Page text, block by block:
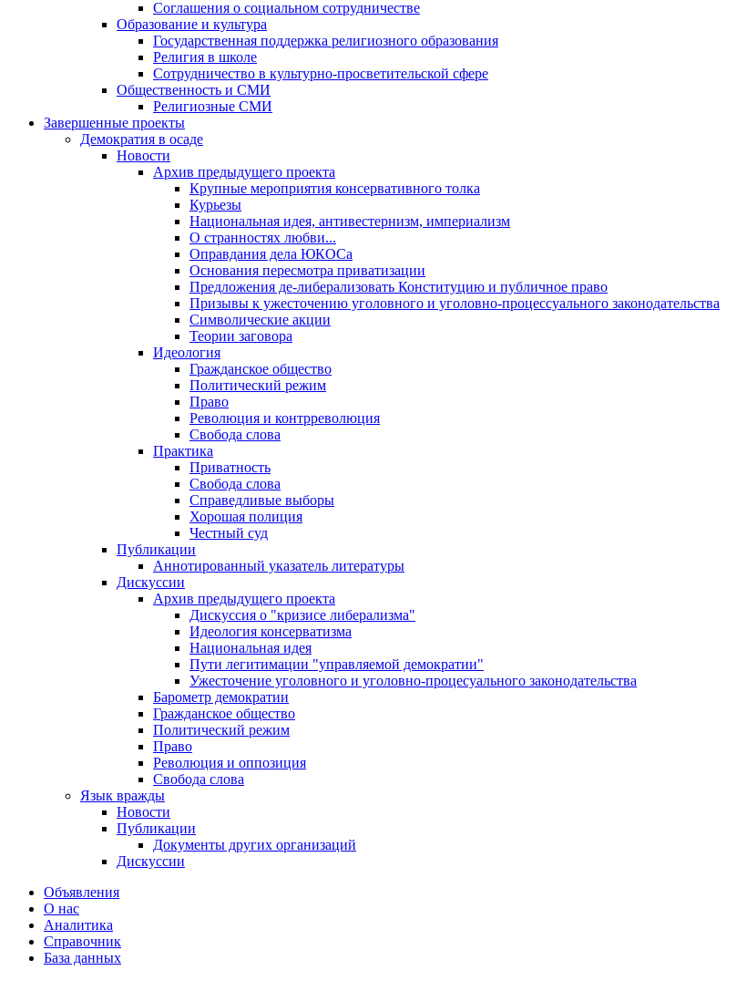
Соглашения о социальном сотрудничестве
Образование и культура
Государственная поддержка религиозного образования
Религия в школе
Сотрудничество в культурно-просветительской сфере
Общественность и СМИ
Религиозные СМИ
Завершенные проекты
Демократия в осаде
Новости
Архив предыдущего проекта
Крупные мероприятия консервативного толка
Курьезы
Национальная идея, антивестернизм, империализм
О странностях любви...
Оправдания дела ЮКОСа
Основания пересмотра приватизации
Предложения де-либерализовать Конституцию и публичное право
Призывы к ужесточению уголовного и уголовно-процессуального законодательства
Символические акции
Теории заговора
Идеология
Гражданское общество
Политический режим
Право
Революция и контрреволюция
Свобода слова
Практика
Приватность
Свобода слова
Справедливые выборы
Хорошая полиция
Честный суд
Публикации
Аннотированный указатель литературы
Дискуссии
Архив предыдущего проекта
Дискуссия о "кризисе либерализма"
Идеология консерватизма
Национальная идея
Пути легитимации "управляемой демократии"
Ужесточение уголовного и уголовно-процесуального законодательства
Барометр демократии
Гражданское общество
Политический режим
Право
Революция и оппозиция
Свобода слова
Язык вражды
Новости
Публикации
Документы других организаций
Дискуссии
Объявления
О нас
Аналитика
Справочник
База данных